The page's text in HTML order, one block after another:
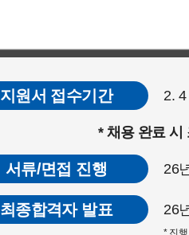
지원서 접수기간 2.
* 채용 완료
서류/면접 진행 26
최종합격자 발표 26
* 진